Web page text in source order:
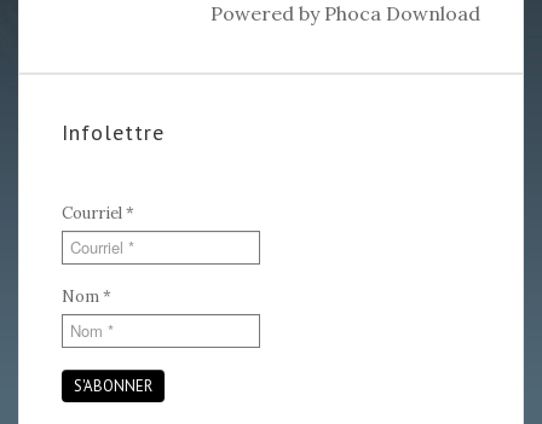
Powered by Phoca Download
Infolettre
Courriel*
Nom*
S'ABONNER